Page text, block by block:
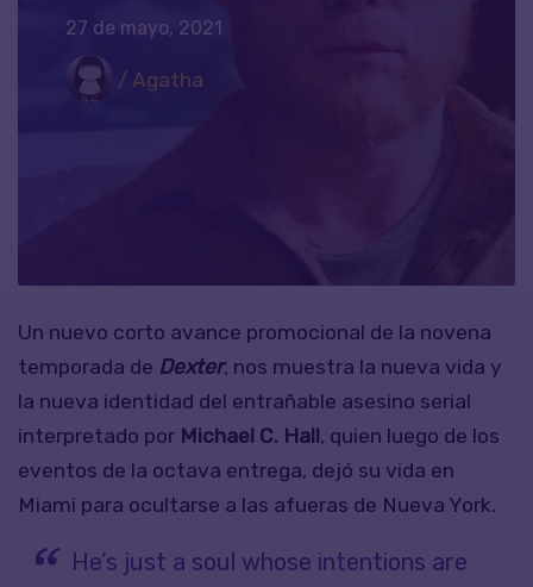
27 de mayo, 2021
/ Agatha
Un nuevo corto avance promocional de la novena
temporada de Dexter, nos muestra la nueva vida y
la nueva identidad del entrañable asesino serial
interpretado por Michael C. Hall , quien luego de los
eventos de la octava entrega, dejó su vida en
Miami para ocultarse a las afueras de Nueva York.
He’s just a soul whose intentions are